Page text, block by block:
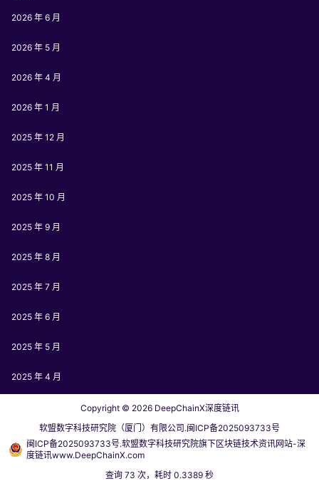
2026 年 6 月
2026 年 5 月
2026 年 4 月
2026 年 1 月
2025 年 12 月
2025 年 11 月
2025 年 10 月
2025 年 9 月
2025 年 8 月
2025 年 7 月
2025 年 6 月
2025 年 5 月
2025 年 4 月
Copyright © 2026DeepChainX深度链讯
软盟数字科技研究院（厦门）有限公司.闽ICP备2025093733号
闽ICP备2025093733号.软盟数字科技研究院旗下区块链技术资讯网站-深
度链讯www.DeepChainX.com
查询 73 次，耗时 0.3389 秒